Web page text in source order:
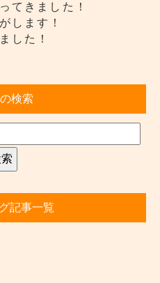
てきました！
します！
した！
検索
記事一覧